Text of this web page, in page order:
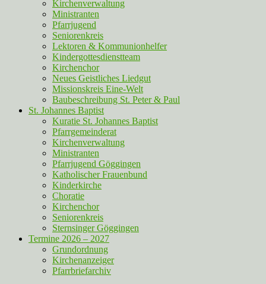
Kirchenverwaltung
Ministranten
Pfarrjugend
Seniorenkreis
Lektoren & Kommunionhelfer
Kindergottesdienstteam
Kirchenchor
Neues Geistliches Liedgut
Missionskreis Eine-Welt
Baubeschreibung St. Peter & Paul
St. Johannes Baptist
Kuratie St. Johannes Baptist
Pfarrgemeinderat
Kirchenverwaltung
Ministranten
Pfarrjugend Göggingen
Katholischer Frauenbund
Kinderkirche
Choratie
Kirchenchor
Seniorenkreis
Sternsinger Göggingen
Termine 2026 – 2027
Grundordnung
Kirchenanzeiger
Pfarrbriefarchiv